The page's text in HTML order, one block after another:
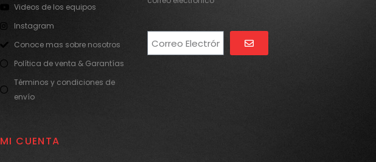
Videos de los equipos
Instagram
Conoce mas sobre nosotros
Política de venta & Garantías
Términos y condiciones de
envío
MI CUENTA